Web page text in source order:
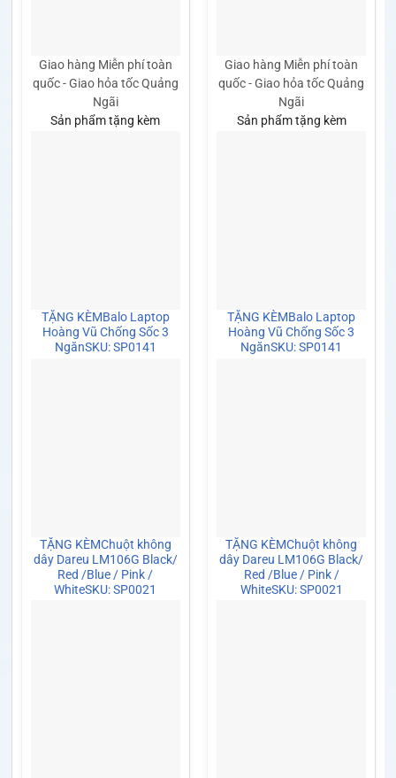
Giao hàng Miễn phí toàn
quốc - Giao hỏa tốc Quảng
Ngãi
Sản phẩm tặng kèm
TẶNG KÈMBalo Laptop
Hoàng Vũ Chống Sốc 3
NgănSKU: SP0141
TẶNG KÈMChuột không
dây Dareu LM106G Black/
Red /Blue / Pink /
WhiteSKU: SP0021
Giao hàng Miễn phí toàn
quốc - Giao hỏa tốc Quảng
Ngãi
Sản phẩm tặng kèm
TẶNG KÈMBalo Laptop
Hoàng Vũ Chống Sốc 3
NgănSKU: SP0141
TẶNG KÈMChuột không
dây Dareu LM106G Black/
Red /Blue / Pink /
WhiteSKU: SP0021